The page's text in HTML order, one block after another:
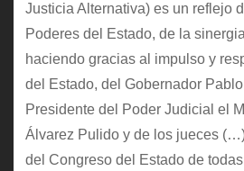
Justicia Alternativa) es un reflejo
Poderes del Estado, de la
haciendo gracias al impulso y
del Estado, del Gobernador Pablo
Presidente del Poder Judicial el
Álvarez Pulido y de los jueces
del Congreso del Estado de